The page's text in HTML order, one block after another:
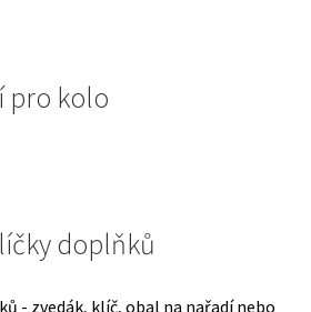
pro kolo
doplňků
- zvedák, klíč, obal na nařadí nebo